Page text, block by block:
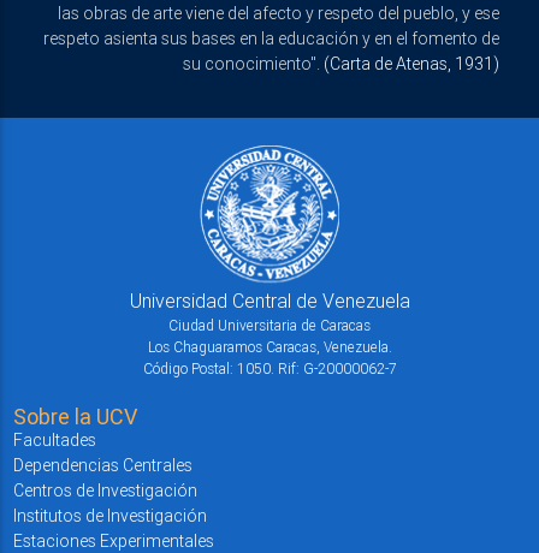
las obras de arte viene del afecto y respeto del pueblo, y ese
respeto asienta sus bases en la educación y en el fomento de
su conocimiento". (Carta de Atenas, 1931)
Universidad Central de Venezuela
Ciudad Universitaria de Caracas
Los Chaguaramos Caracas, Venezuela.
Código Postal: 1050. Rif: G-20000062-7
Sobre la UCV
Facultades
Dependencias Centrales
Centros de Investigación
Institutos de Investigación
Estaciones Experimentales